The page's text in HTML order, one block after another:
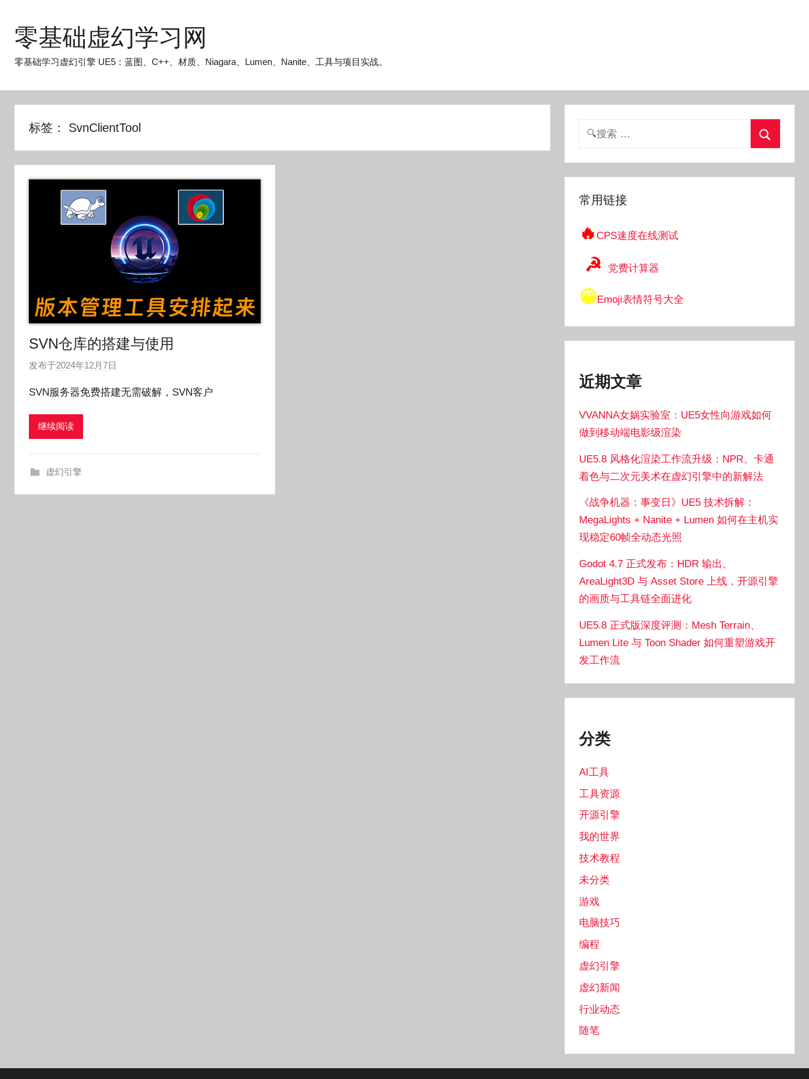
零基础虚幻学习网
零基础学习虚幻引擎 UE5：蓝图、C++、材质、Niagara、Lumen、Nanite、工具与项目实战。
标签： SvnClientTool
SVN仓库的搭建与使用
发布于2024年12月7日
:
SVN服务器免费搭建无需破解，SVN客户
继续阅读
虚幻引擎
搜
常用链接
🔥CPS速度在线测试
☭ 党费计算器
😀Emoji表情符号大全
近期文章
VVANNA女娲实验室：UE5女性向游戏如何
做到移动端电影级渲染
UE5.8 风格化渲染工作流升级：NPR、卡通
着色与二次元美术在虚幻引擎中的新解法
《战争机器：事变日》UE5 技术拆解：
MegaLights + Nanite + Lumen 如何在主机实
现稳定60帧全动态光照
Godot 4.7 正式发布：HDR 输出、
AreaLight3D 与 Asset Store 上线，开源引擎
的画质与工具链全面进化
UE5.8 正式版深度评测：Mesh Terrain、
Lumen Lite 与 Toon Shader 如何重塑游戏开
发工作流
分类
AI工具
工具资源
开源引擎
我的世界
技术教程
未分类
游戏
电脑技巧
编程
虚幻引擎
虚幻新闻
行业动态
随笔